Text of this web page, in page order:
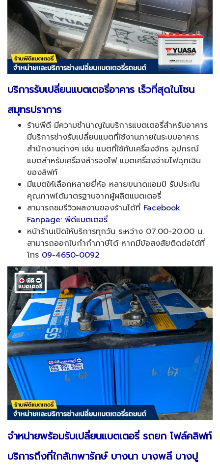
บริการรับเปลี่ยนแบตเตอรี่อาคาร เร็วที่สุดในโซน
สมุทรปราการ
ร้านพีดี มีความชำนาญในบริการแบตเตอรี่สำหรับอาคาร
มีบริการช่างรับเปลี่ยนแบตที่ใช้งานภายในระบบอาคาร
สำนักงานต่างๆ เช่น แบตที่ใช้กับเครื่องจักร อุปกรณ์
แบตสำหรับเครื่องสำรองไฟ แบตเครื่องจ่ายไฟฉุกเฉิน
ของลิฟท์
มีแบตให้เลือกหลายยี่ห้อ หลายขนาดแอมป์ รับประกัน
คุณภาพได้มาตรฐานจากผู้ผลิตแบตเตอรี่
สามารถชมรีวิวผลงานของร้านได้ที่ Facebook
Fanpage: พีดีแบตเตอรี่
หน้าร้านเปิดให้บริการทุกวัน ระหว่าง 07.00-20.00 น.
สามารถออกใบกำกำภาษีได้ หากมีข้อสงสัยติดต่อได้ที่
โทร 09-4650-0092
จำหน่ายพร้อมรับเปลี่ยนแบตเตอรี่ รถยก โฟล์คลิฟท์
บริการถึงที่ใกล้เทพารักษ์ บางนา บางพลี บางปู